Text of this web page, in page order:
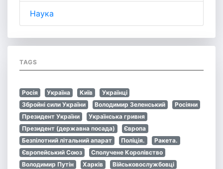
Наука
TAGS
Росія Україна Київ
Українці
Збройні сили України
Володимир Зеленський
Росіяни
Президент України
Українська гривня
Президент (державна посада)
Європа
Безпілотний літальний апарат
Поліція.
Ракета.
Європейський Союз
Сполучене Королівство
Володимир Путін
Харків
Військовослужбовці